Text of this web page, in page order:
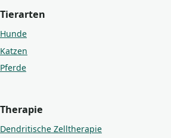
Tierarten
Hunde
Katzen
Pferde
Therapie
Dendritische Zelltherapie